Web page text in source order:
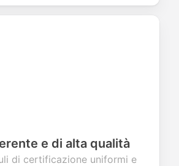
e di alta qualità
di certificazione uniformi e